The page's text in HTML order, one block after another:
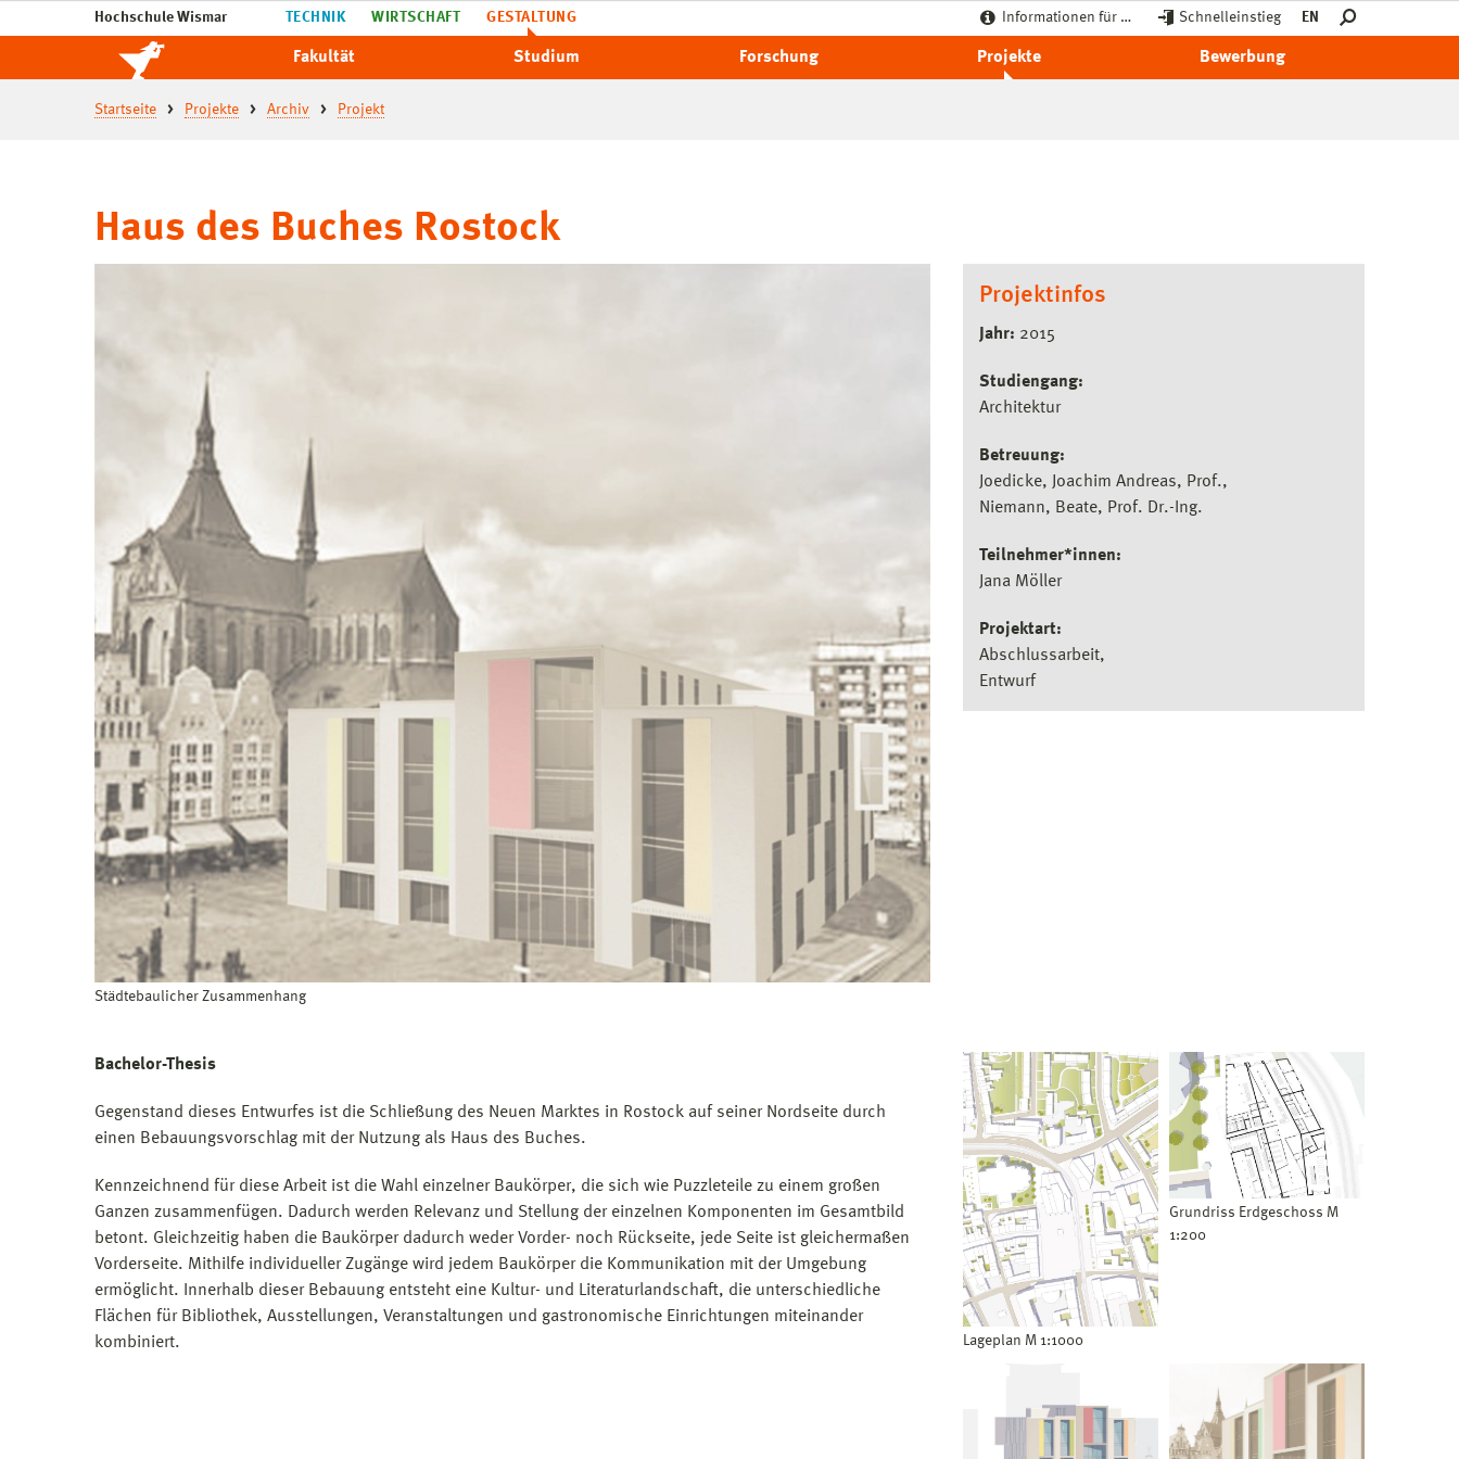
Hochschule Wismar TECHNIK WIRTSCHAFT GESTALTUNG Informationen für … Schnelleinstieg EN
Fakultät Studium Forschung Projekte Bewerbung
Startseite Projekte Archiv Projekt
Haus des Buches Rostock
Städtebaulicher Zusammenhang
Projektinfos
Jahr: 2015
Studiengang:
Architektur
Betreuung:
Joedicke, Joachim Andreas, Prof.
Niemann, Beate, Prof. Dr.-Ing.
Teilnehmer*innen:
Jana Möller
Projektart:
Abschlussarbeit
Entwurf
Bachelor-Thesis
Gegenstand dieses Entwurfes ist die Schließung des Neuen Marktes in Rostock auf seiner Nordseite durch
einen Bebauungsvorschlag mit der Nutzung als Haus des Buches.
Kennzeichnend für diese Arbeit ist die Wahl einzelner Baukörper, die sich wie Puzzleteile zu einem großen
Ganzen zusammenfügen. Dadurch werden Relevanz und Stellung der einzelnen Komponenten im Gesamtbild
betont. Gleichzeitig haben die Baukörper dadurch weder Vorder- noch Rückseite, jede Seite ist gleichermaßen
Vorderseite. Mithilfe individueller Zugänge wird jedem Baukörper die Kommunikation mit der Umgebung
ermöglicht. Innerhalb dieser Bebauung entsteht eine Kultur- und Literaturlandschaft, die unterschiedliche
Flächen für Bibliothek, Ausstellungen, Veranstaltungen und gastronomische Einrichtungen miteinander
kombiniert.
Lageplan M 1:1000
Grundriss Erdgeschoss M
1:200